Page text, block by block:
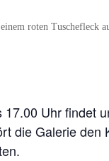
Uhr findet
die Galerie